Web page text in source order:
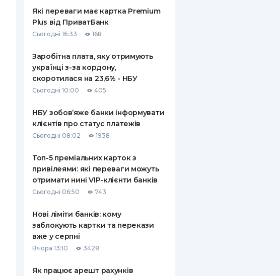
Які переваги має картка Premium
Plus від ПриватБанк
Сьогодні 16:33 168
Заробітна плата, яку отримують
українці з-за кордону,
скоротилася на 23,6% - НБУ
Сьогодні 10:00 405
НБУ зобов’яже банки інформувати
клієнтів про статус платежів
Сьогодні 08:02 1938
Топ-5 преміальних карток з
привілеями: які переваги можуть
отримати нині VIP-клієнти банків
Сьогодні 06:50 743
Нові ліміти банків: кому
заблокують картки та перекази
вже у серпні
Вчора 13:10 3428
Як працює арешт рахунків